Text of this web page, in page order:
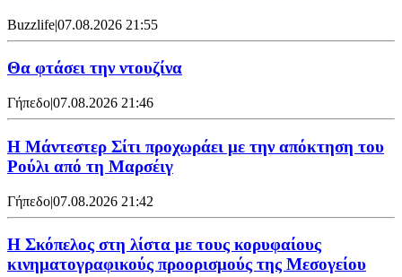
Buzzlife|07.08.2026 21:55
Θα φτάσει την ντουζίνα
Γήπεδο|07.08.2026 21:46
Η Μάντεστερ Σίτι προχωράει με την απόκτηση του
Ρούλι από τη Μαρσέιγ
Γήπεδο|07.08.2026 21:42
Η Σκόπελος στη λίστα με τους κορυφαίους
κινηματογραφικούς προορισμούς της Μεσογείου